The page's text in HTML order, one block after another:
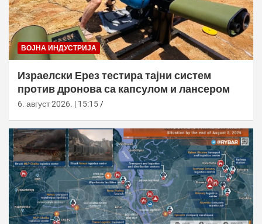
ВОЈНА ИНДУСТРИЈА
Израелски Ерез тестира тајни систем
против дронова са капсулом и лансером
6. август 2026. | 15:15